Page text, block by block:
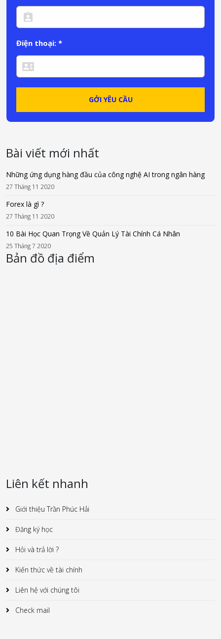
Điện thoại: *
Bài viết mới nhất
Những ứng dụng hàng đầu của công nghệ AI trong ngân hàng
27 Tháng 11 2020
Forex là gì ?
27 Tháng 11 2020
10 Bài Học Quan Trọng Về Quản Lý Tài Chính Cá Nhân
25 Tháng 7 2020
Bản đồ địa điểm
Liên kết nhanh
Giới thiệu Trần Phúc Hải
Đăng ký học
Hỏi và trả lời ?
Kiến thức về tài chính
Liên hệ với chúng tôi
Check mail